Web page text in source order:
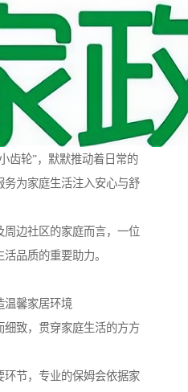
齿轮”，默默推动着日常的
为家庭生活注入安心与舒
边社区的家庭而言，一位
品质的重要助力。
温馨家居环境
细致，贯穿家庭生活的方方
节，专业的保姆会依据家